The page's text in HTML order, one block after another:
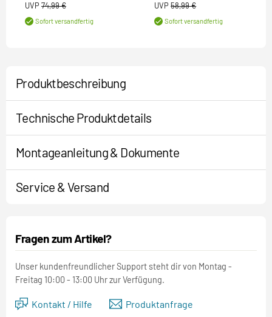
UVP 74,99 €
Sofort versandfertig
UVP 58,99 €
Sofort versandfertig
Produktbeschreibung
Technische Produktdetails
Montageanleitung & Dokumente
Service & Versand
Fragen zum Artikel?
Unser kundenfreundlicher Support steht dir von Montag -
Freitag 10:00 - 13:00 Uhr zur Verfügung.
Kontakt / Hilfe Produktanfrage